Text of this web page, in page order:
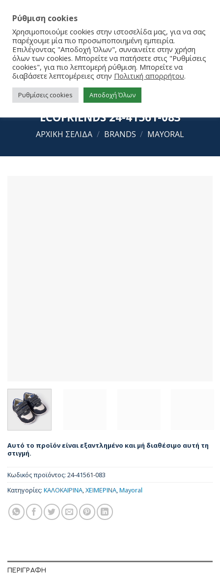
Mayoral Sneakers My First Steps
ECOFRIENDS 24-41561-083
ΑΡΧΙΚΉ ΣΕΛΊΔΑ / BRANDS / MAYORAL
Αυτό το προϊόν είναι εξαντλημένο και μή διαθέσιμο αυτή τη
στιγμή.
Κωδικός προϊόντος: 24-41561-083
Κατηγορίες: ΚΑΛΟΚΑΙΡΙΝΑ,ΧΕΙΜΕΡΙΝΑ,Mayoral
ΠΕΡΙΓΡΑΦΉ
Ρύθμιση cookies
Χρησιμοποιούμε cookies στην ιστοσελίδα μας, για να σας
παρέχουμε μία πιο προσωποποιημένη εμπειρία.
Επιλέγοντας "Αποδοχή Όλων", συναινείτε στην χρήση
όλων των cookies. Μπορείτε να πατήσετε στις "Ρυθμίσεις
cookies", για πιο λεπτομερή ρύθμιση. Μπορείτε να
διαβάσετε λεπτομέρειες στην Πολιτική απορρήτου.
Ρυθμίσεις cookies Αποδοχή Όλων